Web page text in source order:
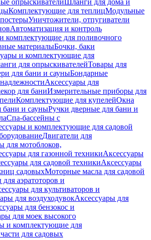
опрыскивателиШланги для дома и
Комплектующие для теплицМодульные
Уничтожители, отпугиватели
Автоматизация и контроль
комплектующие для поливочного
материалыБочки, баки
и комплектующие для
для опрыскивателейТовары для
для бани и сауныБондарные
Аксессуары для
для баниИзмерительные приборы для
Комплектующие для купелейОкна
бани и сауныРучки дверные для бани и
Спа-бассейны с
и комплектующие для садовой
Двигатели для
для мотоблоков,
для газонной техникиАксессуары
для садовой техникиАксессуары
садовыхМоторные масла для садовой
аэратоторов и
для культиваторов и
для воздуходувокАксессуары для
для бензокос и
для моек высокого
и комплектующие для
для садовых